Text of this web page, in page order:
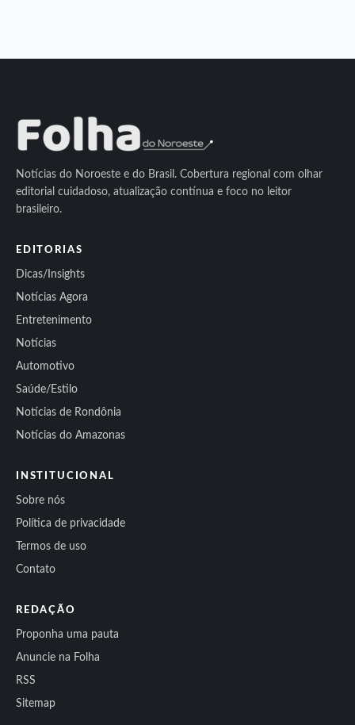
Notícias do Noroeste e do Brasil. Cobertura regional com olhar
editorial cuidadoso, atualização contínua e foco no leitor
brasileiro.
EDITORIAS
Dicas/Insights
Notícias Agora
Entretenimento
Notícias
Automotivo
Saúde/Estilo
Notícias de Rondônia
Notícias do Amazonas
INSTITUCIONAL
Sobre nós
Política de privacidade
Termos de uso
Contato
REDAÇÃO
Proponha uma pauta
Anuncie na Folha
RSS
Sitemap